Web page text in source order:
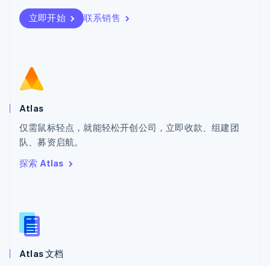
立即开始 联系销售
Atlas
仅需鼠标轻点，就能轻松开创公司，立即收款、组建团
队、募资启航。
探索 Atlas
Atlas 文档
瑞士
DeutschFrançais
English
斯洛文尼亚
泰国
ไทยEnglish
希腊
English
西班牙
新西兰
English
匈牙利
English